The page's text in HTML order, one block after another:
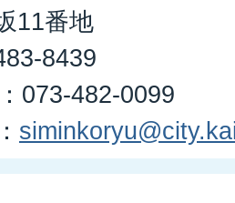
11番地
8439
073-482-0099